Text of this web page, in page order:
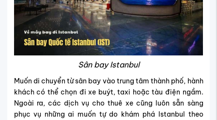
Sân bay Istanbul
Muốn di chuyển từ sân bay vào trung tâm thành phố, hành
khách có thể chọn đi xe buýt, taxi hoặc tàu điện ngầm.
Ngoài ra, các dịch vụ cho thuê xe cũng luôn sẵn sàng
phục vụ những ai muốn tự do khám phá Istanbul theo